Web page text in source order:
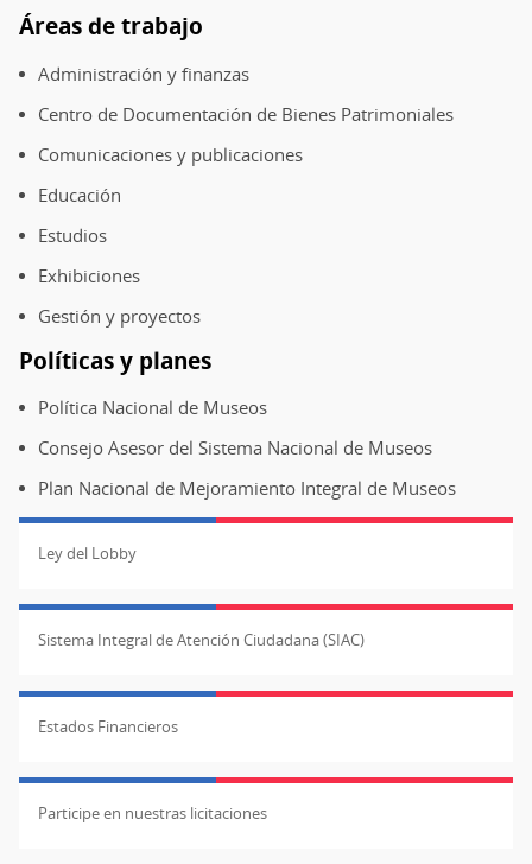
Áreas de trabajo
Administración y finanzas
Centro de Documentación de Bienes Patrimoniales
Comunicaciones y publicaciones
Educación
Estudios
Exhibiciones
Gestión y proyectos
Políticas y planes
Política Nacional de Museos
Consejo Asesor del Sistema Nacional de Museos
Plan Nacional de Mejoramiento Integral de Museos
Ley del Lobby
Sistema Integral de Atención Ciudadana (SIAC)
Estados Financieros
Participe en nuestras licitaciones